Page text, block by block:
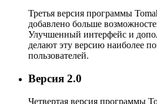
Третья версия программы
добавлено больше
Улучшенный интерфейс и
делают эту версию наиболее
пользователей.
Версия 2.0
Четвертая версия программы